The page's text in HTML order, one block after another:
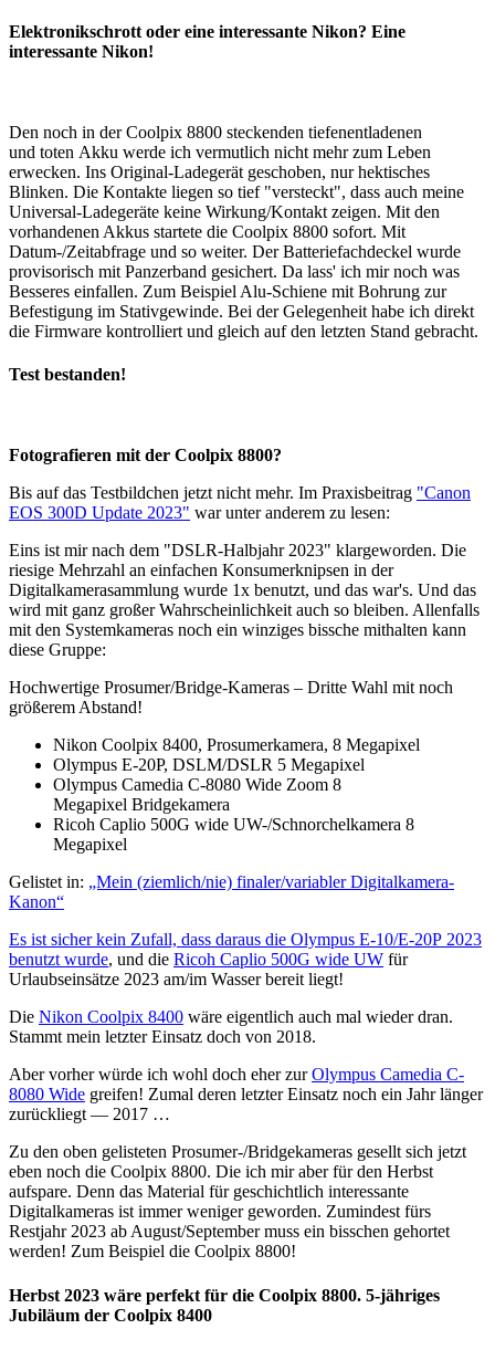
Elektronikschrott oder eine interessante Nikon? Eine
interessante Nikon!
Den noch in der Coolpix 8800 steckenden tiefenentladenen
und toten Akku werde ich vermutlich nicht mehr zum Leben
erwecken. Ins Original-Ladegerät geschoben, nur hektisches
Blinken. Die Kontakte liegen so tief "versteckt", dass auch meine
Universal-Ladegeräte keine Wirkung/Kontakt zeigen. Mit den
vorhandenen Akkus startete die Coolpix 8800 sofort. Mit
Datum-/Zeitabfrage und so weiter. Der Batteriefachdeckel wurde
provisorisch mit Panzerband gesichert. Da lass' ich mir noch was
Besseres einfallen. Zum Beispiel Alu-Schiene mit Bohrung zur
Befestigung im Stativgewinde. Bei der Gelegenheit habe ich direkt
die Firmware kontrolliert und gleich auf den letzten Stand gebracht.
Test bestanden!
Fotografieren mit der Coolpix 8800?
Bis auf das Testbildchen jetzt nicht mehr. Im Praxisbeitrag "Canon
EOS 300D Update 2023" war unter anderem zu lesen:
Eins ist mir nach dem "DSLR-Halbjahr 2023" klargeworden. Die
riesige Mehrzahl an einfachen Konsumerknipsen in der
Digitalkamerasammlung wurde 1x benutzt, und das war's. Und das
wird mit ganz großer Wahrscheinlichkeit auch so bleiben. Allenfalls
mit den Systemkameras noch ein winziges bissche mithalten kann
diese Gruppe:
Hochwertige Prosumer/Bridge-Kameras – Dritte Wahl mit noch
größerem Abstand!
Nikon Coolpix 8400, Prosumerkamera, 8 Megapixel
Olympus E-20P, DSLM/DSLR 5 Megapixel
Olympus Camedia C-8080 Wide Zoom 8
Megapixel Bridgekamera
Ricoh Caplio 500G wide UW-/Schnorchelkamera 8
Megapixel
Gelistet in: „Mein (ziemlich/nie) finaler/variabler Digitalkamera-
Kanon“
Es ist sicher kein Zufall, dass daraus die Olympus E-10/E-20P 2023
benutzt wurde, und die Ricoh Caplio 500G wide UW für
Urlaubseinsätze 2023 am/im Wasser bereit liegt!
Die Nikon Coolpix 8400 wäre eigentlich auch mal wieder dran.
Stammt mein letzter Einsatz doch von 2018.
Aber vorher würde ich wohl doch eher zurOlympus Camedia C-
8080 Wide greifen! Zumal deren letzter Einsatz noch ein Jahr länger
zurückliegt — 2017 …
Zu den oben gelisteten Prosumer-/Bridgekameras gesellt sich jetzt
eben noch die Coolpix 8800. Die ich mir aber für den Herbst
aufspare. Denn das Material für geschichtlich interessante
Digitalkameras ist immer weniger geworden. Zumindest fürs
Restjahr 2023 ab August/September muss ein bisschen gehortet
werden! Zum Beispiel die Coolpix 8800!
Herbst 2023 wäre perfekt für die Coolpix 8800. 5-jähriges
Jubiläum der Coolpix 8400